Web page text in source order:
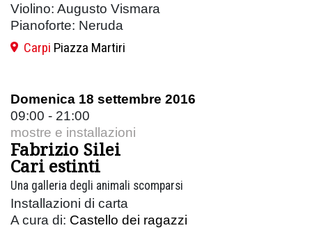
Violino: Augusto Vismara
Pianoforte: Neruda
Carpi Piazza Martiri
Domenica 18 settembre 2016
09:00 - 21:00
mostre e installazioni
Fabrizio Silei
Cari estinti
Una galleria degli animali scomparsi
Installazioni di carta
A cura di: Castello dei ragazzi